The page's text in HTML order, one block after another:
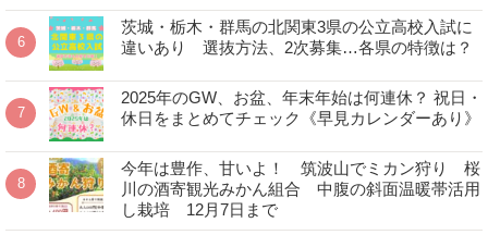
茨城・栃木・群馬の北関東3県の公立高校入試に
違いあり 選抜方法、2次募集…各県の特徴は？
2025年のGW、お盆、年末年始は何連休？ 祝日・
休日をまとめてチェック《早見カレンダーあり》
今年は豊作、甘いよ！ 筑波山でミカン狩り 桜
川の酒寄観光みかん組合 中腹の斜面温暖帯活用
し栽培 12月7日まで